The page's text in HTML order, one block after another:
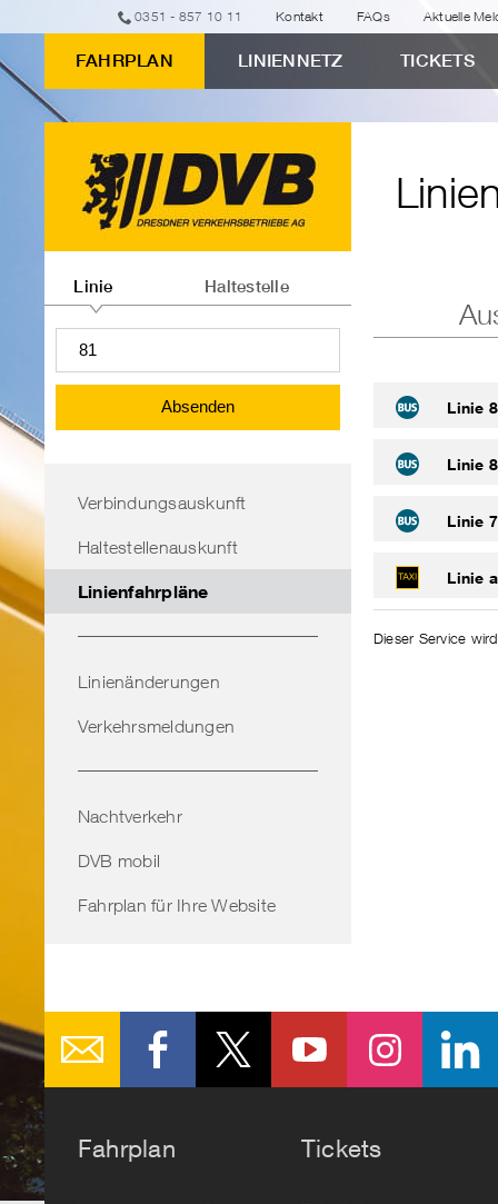
Verbindungssuche
Linienfahrpläne
"Linienfahrpläne"
0351 - 857 10 11 Kontakt FAQs Aktuelle
FAHRPLAN LINIENNETZ TICKETS
oder
Haltestelleninformationen
abfragen
Linie Haltestelle
Absenden
Verbindungsauskunft
Haltestellenauskunft
Linienfahrpläne
Linienänderungen
Verkehrsmeldungen
Nachtverkehr
DVB mobil
Fahrplan für Ihre Website
Linie
Linie
Linie
Linie
Dieser Service
Fahrplan Tickets